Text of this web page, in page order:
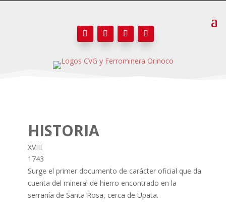
HISTORIA
XVIII
1743
Surge el primer documento de carácter oficial que da
cuenta del mineral de hierro encontrado en la
serranía de Santa Rosa, cerca de Upata.